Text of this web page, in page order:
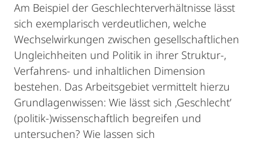
Am Beispiel der Geschlechterverhältnisse lässt
sich exemplarisch verdeutlichen, welche
Wechselwirkungen zwischen gesellschaftlichen
Ungleichheiten und Politik in ihrer Struktur-,
Verfahrens- und inhaltlichen Dimension
bestehen. Das Arbeitsgebiet vermittelt hierzu
Grundlagenwissen: Wie lässt sich ‚Geschlecht’
(politik-)wissenschaftlich begreifen und
untersuchen? Wie lassen sich